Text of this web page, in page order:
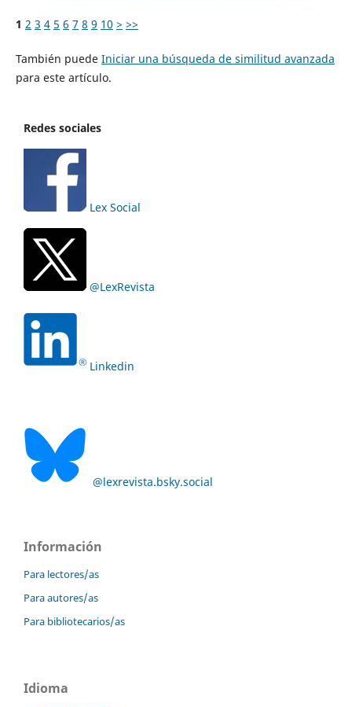
1 2 3 4 5 6 7 8 9 10 > >>
También puede Iniciar una búsqueda de similitud avanzada
para este artículo.
Redes sociales
Lex Social
@LexRevista
Linkedin
@lexrevista.bsky.social
Información
Para lectores/as
Para autores/as
Para bibliotecarios/as
Idioma